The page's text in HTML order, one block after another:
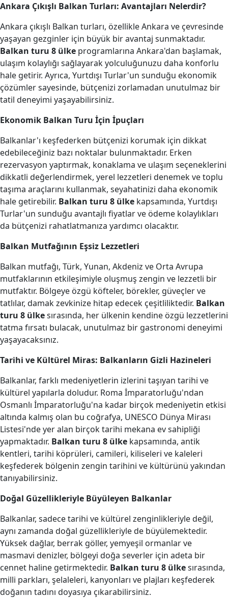
Ankara Çıkışlı Balkan Turları: Avantajları Nelerdir?
Ankara çıkışlı Balkan turları, özellikle Ankara ve çevresinde
yaşayan gezginler için büyük bir avantaj sunmaktadır.
Balkan turu 8 ülke programlarına Ankara'dan başlamak,
ulaşım kolaylığı sağlayarak yolculuğunuzu daha konforlu
hale getirir. Ayrıca, Yurtdışı Turlar'un sunduğu ekonomik
çözümler sayesinde, bütçenizi zorlamadan unutulmaz bir
tatil deneyimi yaşayabilirsiniz.
Ekonomik Balkan Turu İçin İpuçları
Balkanlar'ı keşfederken bütçenizi korumak için dikkat
edebileceğiniz bazı noktalar bulunmaktadır. Erken
rezervasyon yaptırmak, konaklama ve ulaşım seçeneklerini
dikkatli değerlendirmek, yerel lezzetleri denemek ve toplu
taşıma araçlarını kullanmak, seyahatinizi daha ekonomik
hale getirebilir. Balkan turu 8 ülke kapsamında, Yurtdışı
Turlar'un sunduğu avantajlı fiyatlar ve ödeme kolaylıkları
da bütçenizi rahatlatmanıza yardımcı olacaktır.
Balkan Mutfağının Eşsiz Lezzetleri
Balkan mutfağı, Türk, Yunan, Akdeniz ve Orta Avrupa
mutfaklarının etkileşimiyle oluşmuş zengin ve lezzetli bir
mutfaktır. Bölgeye özgü köfteler, börekler, güveçler ve
tatlılar, damak zevkinize hitap edecek çeşitliliktedir. Balkan
turu 8 ülkesırasında, her ülkenin kendine özgü lezzetlerini
tatma fırsatı bulacak, unutulmaz bir gastronomi deneyimi
yaşayacaksınız.
Tarihi ve Kültürel Miras: Balkanların Gizli Hazineleri
Balkanlar, farklı medeniyetlerin izlerini taşıyan tarihi ve
kültürel yapılarla doludur. Roma İmparatorluğu'ndan
Osmanlı İmparatorluğu'na kadar birçok medeniyetin etkisi
altında kalmış olan bu coğrafya, UNESCO Dünya Mirası
Listesi'nde yer alan birçok tarihi mekana ev sahipliği
yapmaktadır. Balkan turu 8 ülke kapsamında, antik
kentleri, tarihi köprüleri, camileri, kiliseleri ve kaleleri
keşfederek bölgenin zengin tarihini ve kültürünü yakından
tanıyabilirsiniz.
Doğal Güzellikleriyle Büyüleyen Balkanlar
Balkanlar, sadece tarihi ve kültürel zenginlikleriyle değil,
aynı zamanda doğal güzellikleriyle de büyülemektedir.
Yüksek dağlar, berrak göller, yemyeşil ormanlar ve
masmavi denizler, bölgeyi doğa severler için adeta bir
cennet haline getirmektedir. Balkan turu 8 ülkesırasında,
milli parkları, şelaleleri, kanyonları ve plajları keşfederek
doğanın tadını doyasıya çıkarabilirsiniz.